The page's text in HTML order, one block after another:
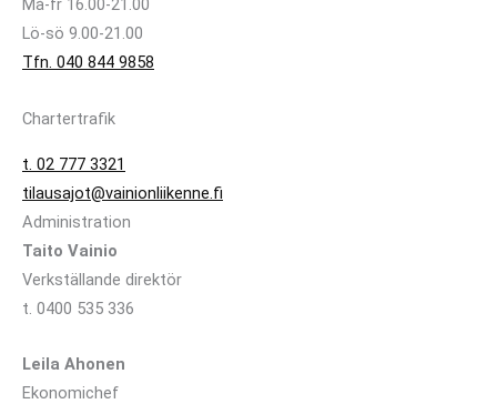
Må-fr 16.00-21.00
Lö-sö 9.00-21.00
Tfn. 040 844 9858
Chartertrafik
t. 02 777 3321
tilausajot@vainionliikenne.fi
Administration
Taito Vainio
Verkställande direktör
t. 0400 535 336
Leila Ahonen
Ekonomichef